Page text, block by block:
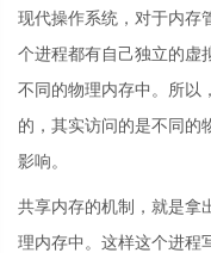
现代操作系统，对于内存
个进程都有自己独立的虚
不同的物理内存中。所以
的，其实访问的是不同的
影响。
共享内存的机制，就是拿
理内存中。这样这个进程